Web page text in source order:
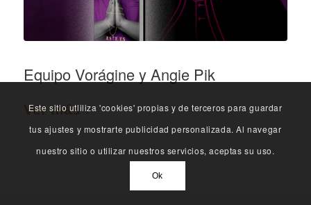
Equipo Vorágine y Angie Pik
Ver más
Este sitio utliliza 'cookies' propias y de terceros para guardar
tus ajustes y mostrarte publicidad personalizada. Al navegar
nuestro sitio o utilizar nuestros servicios, aceptas su uso.
Ok